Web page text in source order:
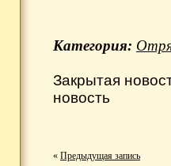
Категория:
Закрытая
новость
« Предыдущая запись